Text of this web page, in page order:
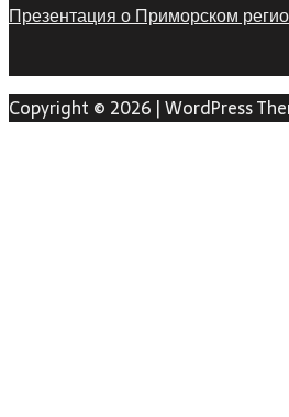
Презентация о Приморском
Copyright © 2026 | WordPress